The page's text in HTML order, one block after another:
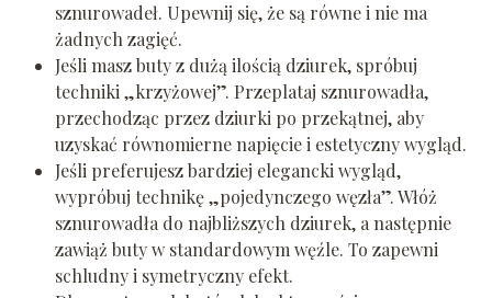
sznurowadeł. Upewnij się, że są równe i nie ma
żadnych zagięć.
Jeśli masz buty z dużą ilością dziurek, spróbuj
techniki „krzyżowej”. Przeplataj sznurowadła,
przechodząc przez dziurki po przekątnej, aby
uzyskać równomierne napięcie i estetyczny wygląd.
Jeśli preferujesz bardziej elegancki wygląd,
wypróbuj technikę „pojedynczego węzła”. Włóż
sznurowadła do najbliższych dziurek, a następnie
zawiąż buty w standardowym węźle. To zapewni
schludny i symetryczny efekt.